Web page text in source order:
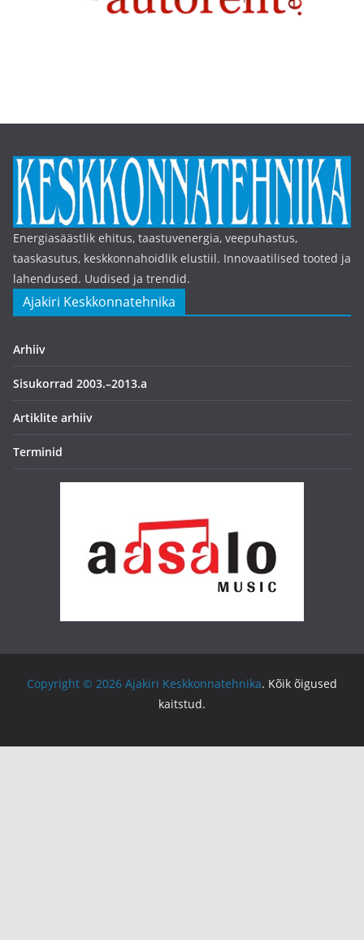
Energiasäästlik ehitus, taastuvenergia, veepuhastus,
taaskasutus, keskkonnahoidlik elustiil. Innovaatilised tooted ja
lahendused. Uudised ja trendid.
Ajakiri Keskkonnatehnika
Arhiiv
Sisukorrad 2003.–2013.a
Artiklite arhiiv
Terminid
Copyright © 2026 Ajakiri Keskkonnatehnika. Kõik õigused
kaitstud.